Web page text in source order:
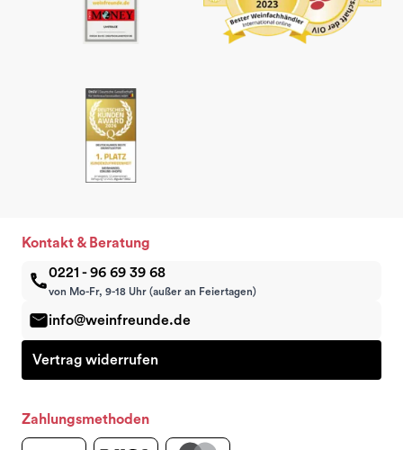
Kontakt & Beratung
0221 - 96 69 39 68
von Mo-Fr, 9-18 Uhr (außer an Feiertagen)
info@weinfreunde.de
Vertrag widerrufen
Zahlungsmethoden